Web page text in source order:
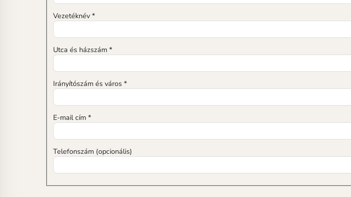
Vezetéknév *
Utca és házszám *
Irányítószám és város *
E-mail cím *
Telefonszám (opcionális)